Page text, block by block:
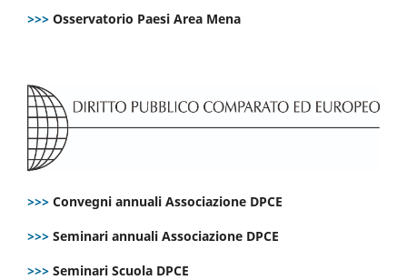
>>> Osservatorio Paesi Area Mena
>>> Convegni annuali Associazione DPCE
>>> Seminari annuali Associazione DPCE
>>> Seminari Scuola DPCE